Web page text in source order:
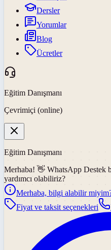
Dersler
Yorumlar
Blog
Ücretler
Eğitim Danışmanı
Çevrimiçi (online)
Eğitim Danışmanı
Merhaba! 👋 WhatsApp Destek
yardımcı olabiliriz?
Merhaba, bilgi alabilir
Fiyat ve taksit seçenekleri